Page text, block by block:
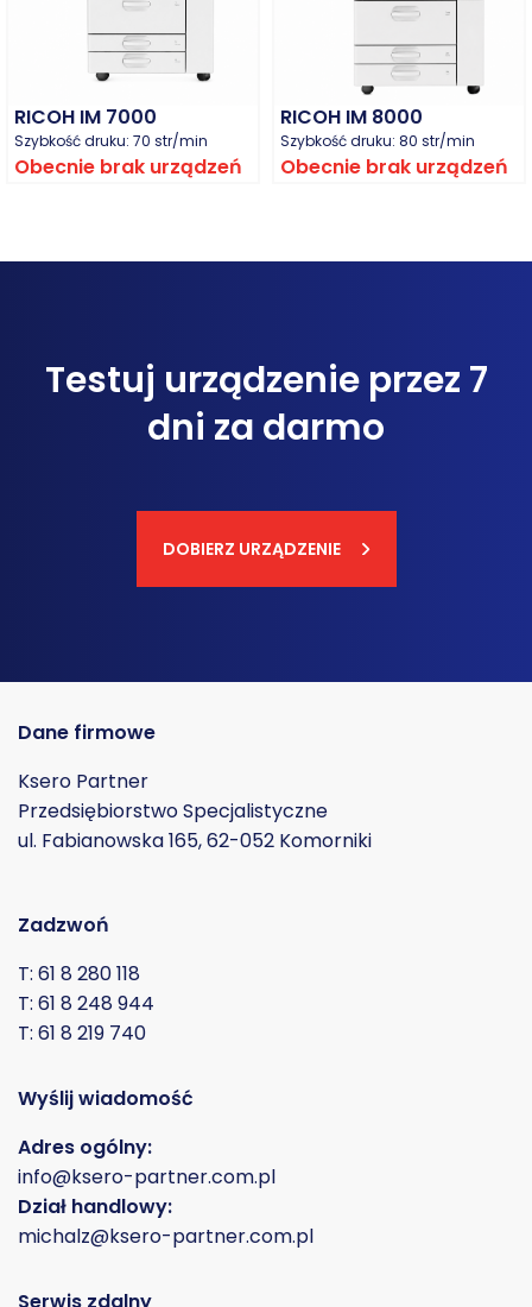
RICOH IM 7000
Szybkość druku: 70 str/min
Obecnie brak urządzeń
RICOH IM 8000
Szybkość druku: 80 str/min
Obecnie brak urządzeń
Testuj urządzenie przez 7
dni za darmo
DOBIERZ URZĄDZENIE
Dane firmowe
Ksero Partner
Przedsiębiorstwo Specjalistyczne
ul. Fabianowska 165, 62-052 Komorniki
Zadzwoń
T: 61 8 280 118
T: 61 8 248 944
T: 61 8 219 740
Wyślij wiadomość
Adres ogólny:
info@ksero-partner.com.pl
Dział handlowy:
michalz@ksero-partner.com.pl